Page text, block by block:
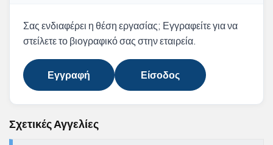
Σας ενδιαφέρει η θέση εργασίας; Εγγραφείτε για να
στείλετε το βιογραφικό σας στην εταιρεία.
Εγγραφή Είσοδος
Σχετικές Αγγελίες